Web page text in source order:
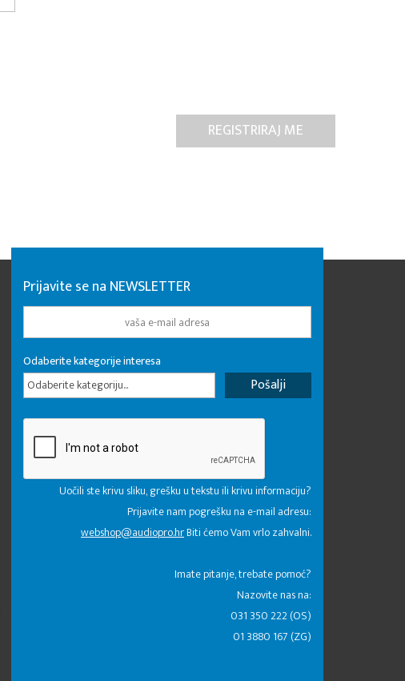
Prijavite se na NEWSLETTER
Odaberite kategorije interesa
Odaberite kategoriju...
Uočili ste krivu sliku, grešku u tekstu ili krivu informaciju?
Prijavite nam pogrešku na e-mail adresu:
webshop@audiopro.hrBiti ćemo Vam vrlo zahvalni.
​Imate pitanje, trebate pomoć?
Nazovite nas na:
031 350 222 (OS)
01 3880 167 (ZG)